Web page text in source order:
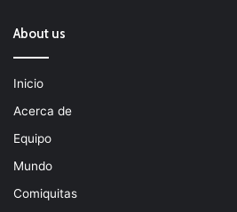
About us
Inicio
Acerca de
Equipo
Mundo
Comiquitas